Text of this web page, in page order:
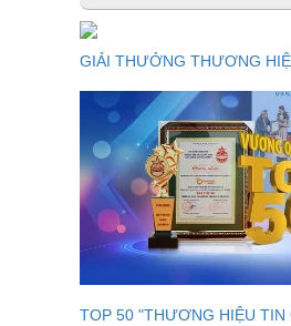
GIẢI THƯỞNG THƯƠNG
TOP 50 "THƯƠNG HIỆU TIN